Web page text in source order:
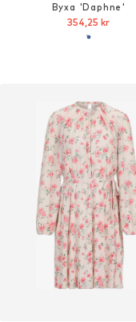
Byxa 'Daphne'
354,25 kr